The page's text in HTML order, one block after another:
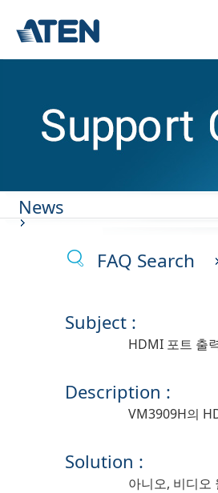
News
FAQ Search
Subject :
HDMI 포트 출
Description :
VM3909H의
Solution :
아니오, 비디오